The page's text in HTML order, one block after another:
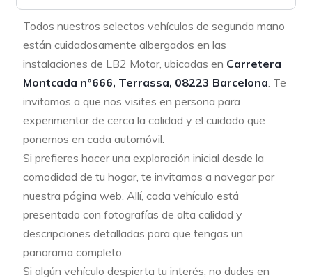
Todos nuestros selectos vehículos de segunda mano
están cuidadosamente albergados en las
instalaciones de LB2 Motor, ubicadas en Carretera
Montcada nº666, Terrassa, 08223 Barcelona. Te
invitamos a que nos visites en persona para
experimentar de cerca la calidad y el cuidado que
ponemos en cada automóvil.
Si prefieres hacer una exploración inicial desde la
comodidad de tu hogar, te invitamos a navegar por
nuestra página web. Allí, cada vehículo está
presentado con fotografías de alta calidad y
descripciones detalladas para que tengas un
panorama completo.
Si algún vehículo despierta tu interés, no dudes en